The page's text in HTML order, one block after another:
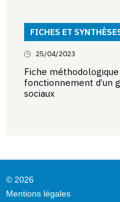
FICHES ET
25/04/2023
Fiche
fonctionnement d’un
sociaux
© 2026
Mentions légales